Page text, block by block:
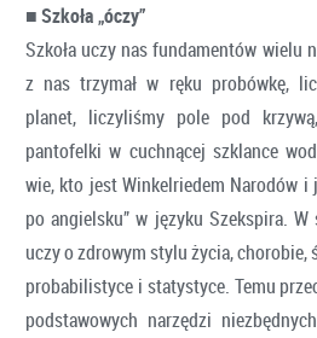
■Szkoła „óczy”
Szkoła uczy nas fundamentów wielu
z nas trzymał w ręku probówkę,
planet, liczyliśmy pole pod
pantofelki w cuchnącej szklance
wie, kto jest Winkelriedem Narodów i
po angielsku” w języku Szekspira.
uczy o zdrowym stylu życia, chorobie,
probabilistyce i statystyce. Temu
podstawowych narzędzi